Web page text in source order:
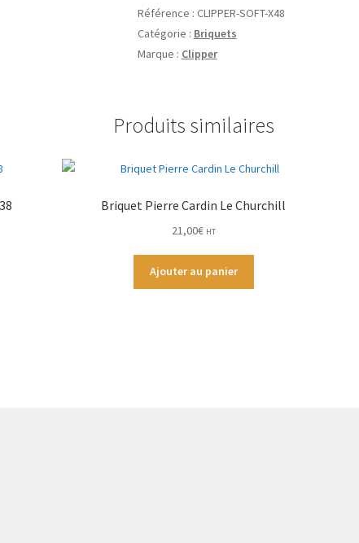
Référence : CLIPPER-SOFT-X48
Catégorie : Briquets
Marque : Clipper
Produits similaires
Briquet Pierre Cardin Le Churchill
21,00€ HT
Ajouter au panier